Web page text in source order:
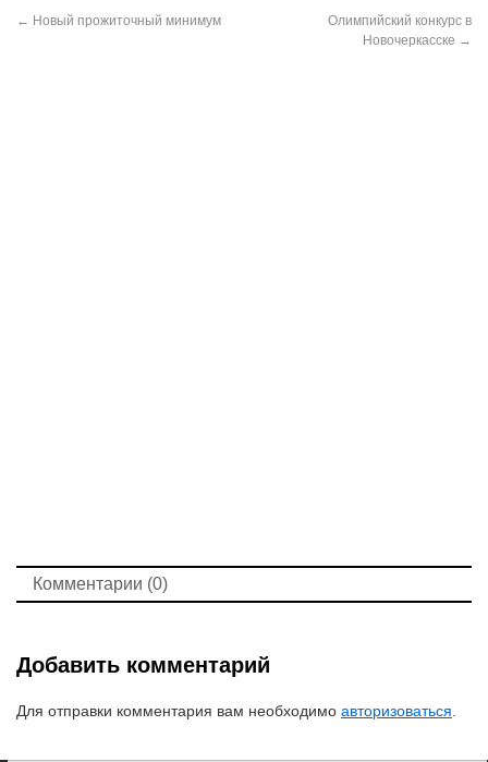
← Новый прожиточный минимум
Олимпийский конкурс в
Новочеркасске →
Комментарии (0)
Добавить комментарий
Для отправки комментария вам необходимо авторизоваться.